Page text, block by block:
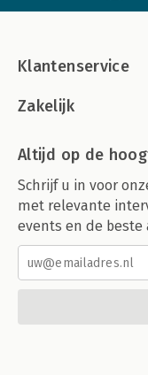
Klantenservice
Zakelijk
Altijd op de
Schrijf u in voor
met relevante
events en de beste